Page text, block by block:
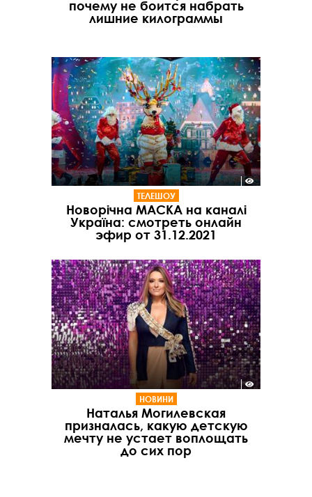
почему не боится набрать
лишние килограммы
ТЕЛЕШОУ
Новорічна МАСКА на каналі
Україна: смотреть онлайн
эфир от 31.12.2021
НОВИНИ
Наталья Могилевская
призналась, какую детскую
мечту не устает воплощать
до сих пор